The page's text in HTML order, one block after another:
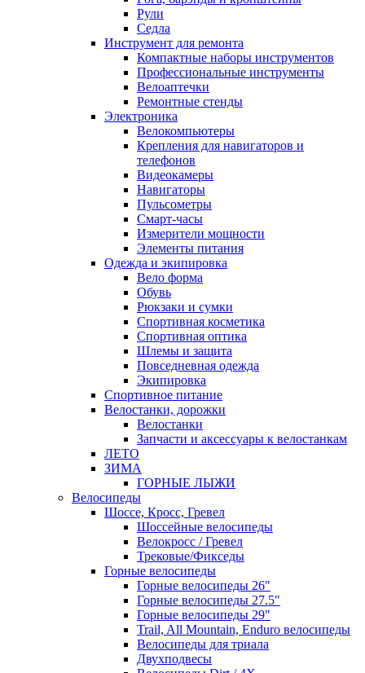
Рули
Седла
Инструмент для ремонта
Компактные наборы инструментов
Профессиональные инструменты
Велоаптечки
Ремонтные стенды
Электроника
Велокомпьютеры
Крепления для навигаторов и
телефонов
Видеокамеры
Навигаторы
Пульсометры
Смарт-часы
Измерители мощности
Элементы питания
Одежда и экипировка
Вело форма
Обувь
Рюкзаки и сумки
Спортивная косметика
Спортивная оптика
Шлемы и защита
Повседневная одежда
Экипировка
Спортивное питание
Велостанки, дорожки
Велостанки
Запчасти и аксессуары к велостанкам
ЛЕТО
ЗИМА
ГОРНЫЕ ЛЫЖИ
Велосипеды
Шоссе, Кросс, Гревел
Шоссейные велосипеды
Велокросс / Гревел
Трековые/Фикседы
Горные велосипеды
Горные велосипеды 26"
Горные велосипеды 27.5"
Горные велосипеды 29"
Trail, All Mountain, Enduro велосипеды
Велосипеды для триала
Двухподвесы